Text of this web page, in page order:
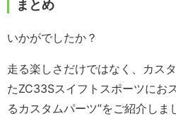
まとめ
いかがでしたか？
走る楽しさだけではなく、カス
たZC33Sスイフトスポーツにお
るカスタムパーツ”をご紹介しま